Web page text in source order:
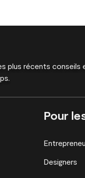
plus récents conseils
Pour
Designers